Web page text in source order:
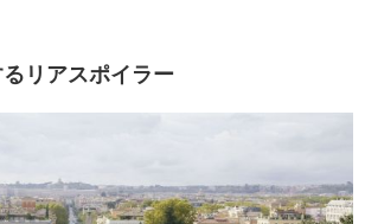
リアスポイラー